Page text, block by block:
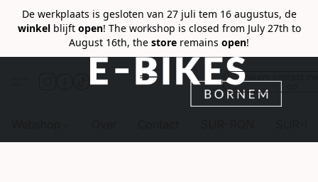
De werkplaats is gesloten van 27 juli tem 16 augustus, de
winkelblijft open! The workshop is closed from July 27th to
August 16th, the store remains open!
Neem contact